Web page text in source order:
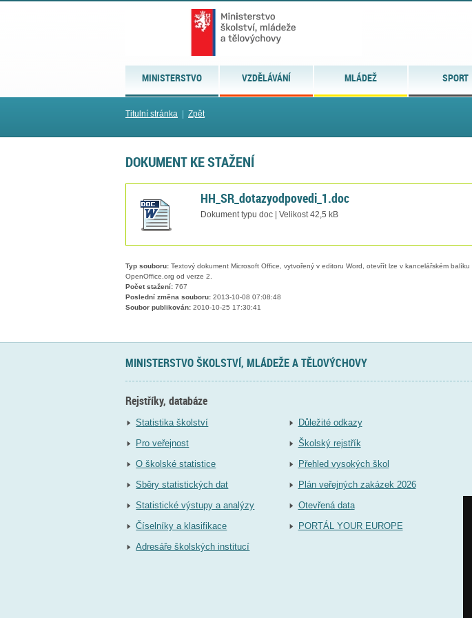
MINISTERSTVO VZDĚLÁVÁNÍ MLÁDEŽ SPORT
Titulní stránka Zpět
DOKUMENT KE STAŽENÍ
HH_SR_dotazyodpovedi_1.doc
Dokument typu doc | Velikost 42,5 kB
Typ souboru: Textový dokument Microsoft Office, vytvořený v editoru Word, otevřít lze v kancelářském balíku
OpenOffice.org od verze 2.
Počet stažení: 767
Poslední změna souboru: 2013-10-08 07:08:48
Soubor publikován: 2010-10-25 17:30:41
MINISTERSTVO ŠKOLSTVÍ, MLÁDEŽE A TĚLOVÝCHOVY
Rejstříky, databáze
Statistika školství
Pro veřejnost
O školské statistice
Sběry statistických dat
Statistické výstupy a analýzy
Číselníky a klasifikace
Adresáře školských institucí
Důležité odkazy
Školský rejstřík
Přehled vysokých škol
Plán veřejných zakázek 2026
Otevřená data
PORTÁL YOUR EUROPE